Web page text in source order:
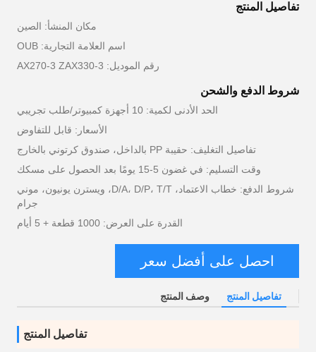
تفاصيل المنتج
مكان المنشأ: الصين
اسم العلامة التجارية: OUB
رقم الموديل: AX270-3 ZAX330-3
شروط الدفع والشحن
الحد الأدنى لكمية: 10 أجهزة كمبيوتر/طلب تجريبي
الأسعار: قابل للتفاوض
تفاصيل التغليف: حقيبة PP بالداخل، صندوق كرتوني بالخارج
وقت التسليم: في غضون 5-15 يومًا بعد الحصول على مسكك
شروط الدفع: خطاب الاعتماد، D/A، D/P، T/T، ويسترن يونيون، موني
جرام
القدرة على العرض: 1000 قطعة + 5 أيام
احصل على أفضل سعر
تفاصيل المنتج وصف المنتج
تفاصيل المنتج